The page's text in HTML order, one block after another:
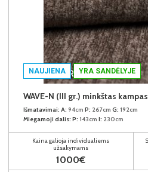
NAUJIENA YRA SANDĖLYJE
WAVE-N (III gr.) minkštas
Išmatavimai: A: 94cm P: 267cm G: 192cm
Miegamoji dalis: P: 143cm I: 230cm
Kaina galioja individualiems
užsakymams
1000€